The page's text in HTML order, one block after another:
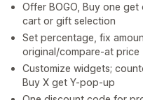
Offer BOGO, Buy one
cart or gift selection
Set percentage, fix
original/compare-at price
Customize widgets;
Buy X get Y-pop-up